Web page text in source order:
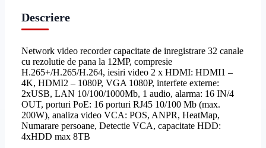
Telefon*
Mesaj (cantitate, termen, alte detalii)
Email*
Telefon*
Cerințele tale (proiect, buget, termen, alte produse)
Descriere
Network video recorder capacitate de inregistrare 32 canale
cu rezolutie de pana la 12MP, compresie
H.265+/H.265/H.264, iesiri video 2 x HDMI: HDMI1 –
4K, HDMI2 – 1080P, VGA 1080P, interfete externe:
2xUSB, LAN 10/100/1000Mb, 1 audio, alarma: 16 IN/4
OUT, porturi PoE: 16 porturi RJ45 10/100 Mb (max.
200W), analiza video VCA: POS, ANPR, HeatMap,
Numarare persoane, Detectie VCA, capacitate HDD:
4xHDD max 8TB